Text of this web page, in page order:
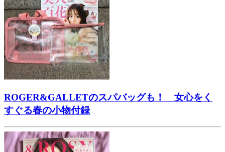
ROGER&GALLETのスパバッグも！ 女心をく
すぐる春の小物付録